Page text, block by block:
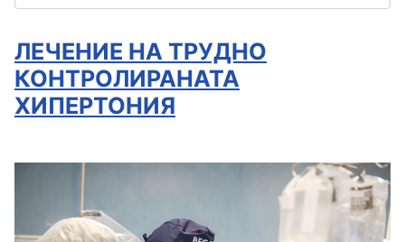
ЛЕЧЕНИЕ НА ТРУДНО
КОНТРОЛИРАНАТА
ХИПЕРТОНИЯ